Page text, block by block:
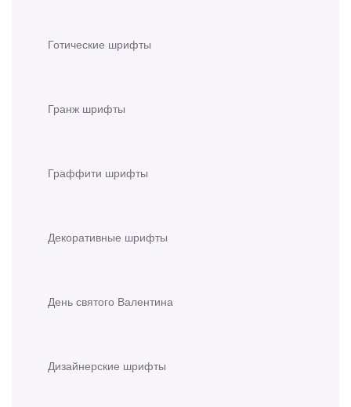
Готические шрифты
Гранж шрифты
Граффити шрифты
Декоративные шрифты
День святого Валентина
Дизайнерские шрифты